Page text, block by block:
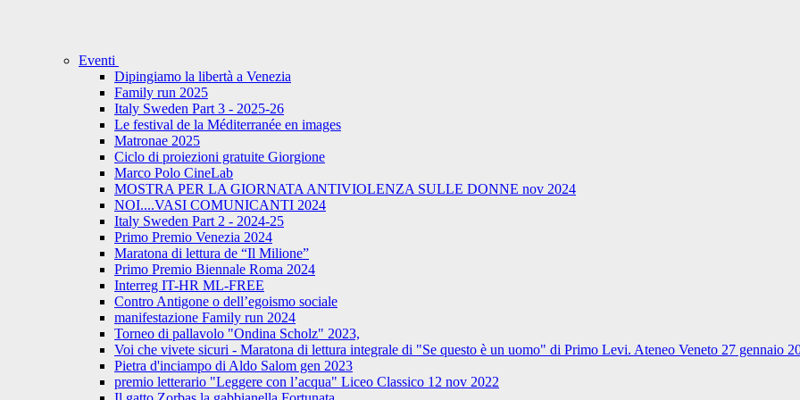
Eventi
Dipingiamo la libertà a Venezia
Family run 2025
Italy Sweden Part 3 - 2025-26
Le festival de la Méditerranée en images
Matronae 2025
Ciclo di proiezioni gratuite Giorgione
Marco Polo CineLab
MOSTRA PER LA GIORNATA ANTIVIOLENZA SULLE DONNE nov 2024
NOI....VASI COMUNICANTI 2024
Italy Sweden Part 2 - 2024-25
Primo Premio Venezia 2024
Maratona di lettura de “Il Milione”
Primo Premio Biennale Roma 2024
Interreg IT-HR ML-FREE
Contro Antigone o dell’egoismo sociale
manifestazione Family run 2024
Torneo di pallavolo "Ondina Scholz" 2023,
Voi che vivete sicuri - Maratona di lettura integrale di "Se questo è un uomo" di Primo Levi. Ateneo Veneto 27 gennaio
Pietra d'inciampo di Aldo Salom gen 2023
premio letterario "Leggere con l’acqua" Liceo Classico 12 nov 2022